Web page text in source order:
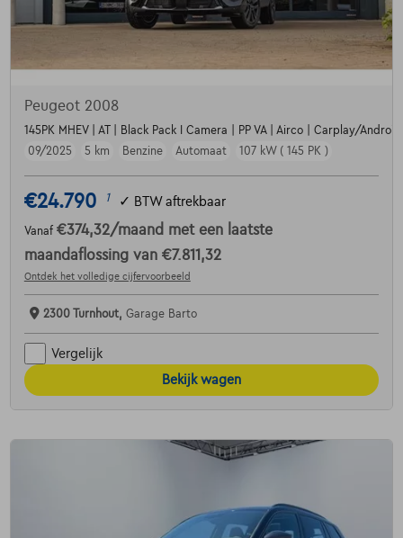
Peugeot 2008
145PK MHEV | AT | Black Pack I Camera | PP VA | Airco | Carplay/
09/2025
5 km Benzine Automaat 107 kW ( 145 PK )
€24.790 1 ✓ BTW aftrekbaar
Vanaf €374,32/maand met een laatste
maandaflossing van €7.811,32
Ontdek het volledige cijfervoorbeeld
2300 Turnhout, Garage Barto
Vergelijk
Bekijk wagen